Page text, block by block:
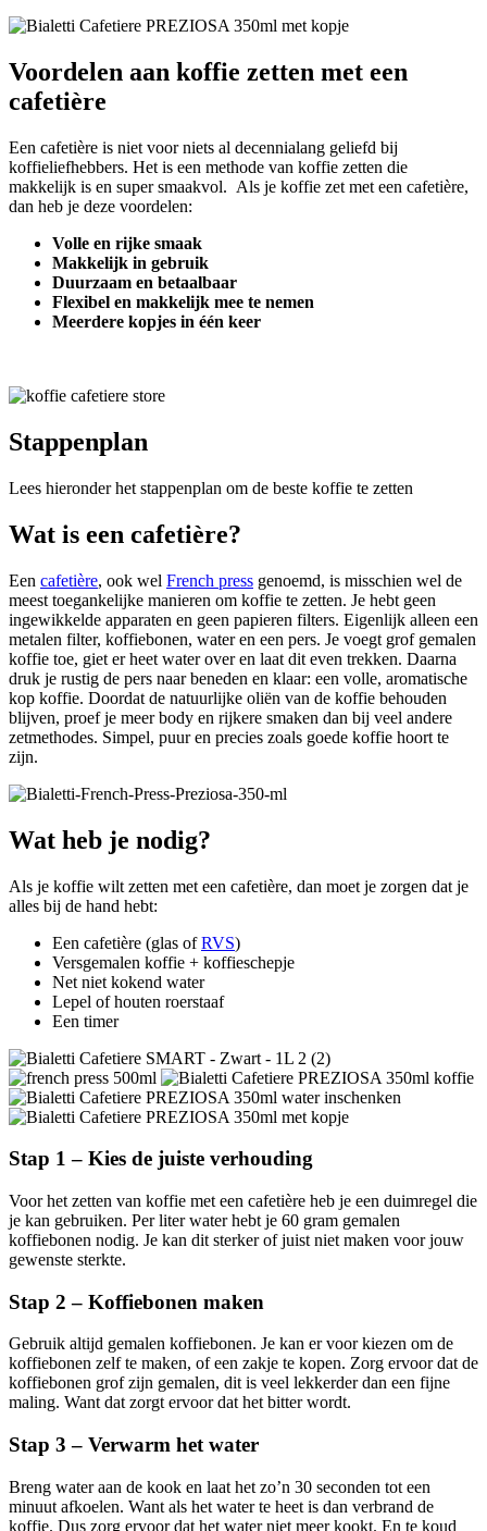
Voordelen aan koffie zetten met een
cafetière
Een cafetière is niet voor niets al decennialang geliefd bij
koffieliefhebbers. Het is een methode van koffie zetten die
makkelijk is en super smaakvol. Als je koffie zet met een cafetière,
dan heb je deze voordelen:
Volle en rijke smaak
Makkelijk in gebruik
Duurzaam en betaalbaar
Flexibel en makkelijk mee te nemen
Meerdere kopjes in één keer
Stappenplan
Lees hieronder het stappenplan om de beste koffie te zetten
Wat is een cafetière?
Een cafetière, ook wel French press genoemd, is misschien wel de
meest toegankelijke manieren om koffie te zetten. Je hebt geen
ingewikkelde apparaten en geen papieren filters. Eigenlijk alleen een
metalen filter, koffiebonen, water en een pers. Je voegt grof gemalen
koffie toe, giet er heet water over en laat dit even trekken. Daarna
druk je rustig de pers naar beneden en klaar: een volle, aromatische
kop koffie. Doordat de natuurlijke oliën van de koffie behouden
blijven, proef je meer body en rijkere smaken dan bij veel andere
zetmethodes. Simpel, puur en precies zoals goede koffie hoort te
zijn.
Wat heb je nodig?
Als je koffie wilt zetten met een cafetière, dan moet je zorgen dat je
alles bij de hand hebt:
Een cafetière (glas ofRVS)
Versgemalen koffie + koffieschepje
Net niet kokend water
Lepel of houten roerstaaf
Een timer
Stap 1 – Kies de juiste verhouding
Voor het zetten van koffie met een cafetière heb je een duimregel die
je kan gebruiken. Per liter water hebt je 60 gram gemalen
koffiebonen nodig. Je kan dit sterker of juist niet maken voor jouw
gewenste sterkte.
Stap 2 – Koffiebonen maken
Gebruik altijd gemalen koffiebonen. Je kan er voor kiezen om de
koffiebonen zelf te maken, of een zakje te kopen. Zorg ervoor dat de
koffiebonen grof zijn gemalen, dit is veel lekkerder dan een fijne
maling. Want dat zorgt ervoor dat het bitter wordt.
Stap 3 – Verwarm het water
Breng water aan de kook en laat het zo’n 30 seconden tot een
minuut afkoelen. Want als het water te heet is dan verbrand de
koffie. Dus zorg ervoor dat het water niet meer kookt. En te koud